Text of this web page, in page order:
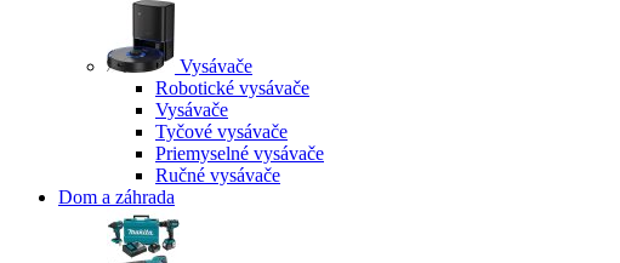
Vysávače
Robotické vysávače
Vysávače
Tyčové vysávače
Priemyselné vysávače
Ručné vysávače
Dom a záhrada